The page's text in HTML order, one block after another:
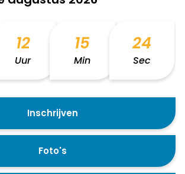
12
Uur
15
Min
24
Sec
Inschrijven
Foto's